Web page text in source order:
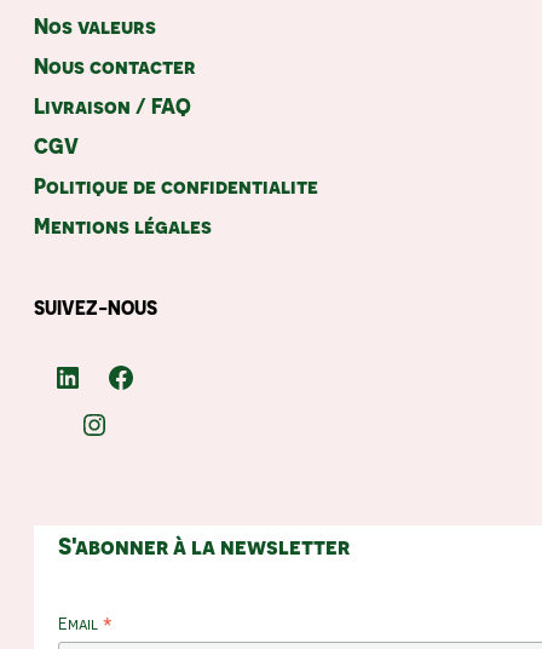
Nos valeurs
Nous contacter
Livraison / FAQ
CGV
Politique de confidentialite
Mentions légales
SUIVEZ-NOUS
LinkedIn
S'abonner à la newsletter
Email *